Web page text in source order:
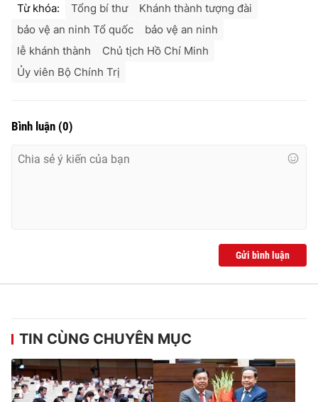
Từ khóa: Tổng bí thư
Khánh thành tượng đài
bảo vệ an ninh Tổ quốc
bảo vệ an ninh
lễ khánh thành
Chủ tịch Hồ Chí Minh
Ủy viên Bộ Chính Trị
Bình luận (0)
Gửi bình luận
TIN CÙNG CHUYÊN MỤC